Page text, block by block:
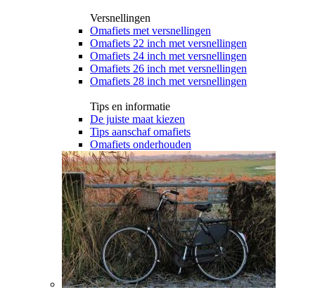
Versnellingen
Omafiets met versnellingen
Omafiets 22 inch met versnellingen
Omafiets 24 inch met versnellingen
Omafiets 26 inch met versnellingen
Omafiets 28 inch met versnellingen
Tips en informatie
De juiste maat kiezen
Tips aanschaf omafiets
Omafiets onderhouden